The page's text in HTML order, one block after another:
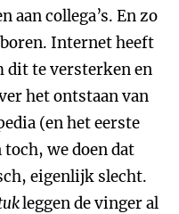
aan collega’s. En zo
Internet heeft
dit te versterken en
het ontstaan van
(en het eerste
we doen dat
eigenlijk slecht.
leggen de vinger al